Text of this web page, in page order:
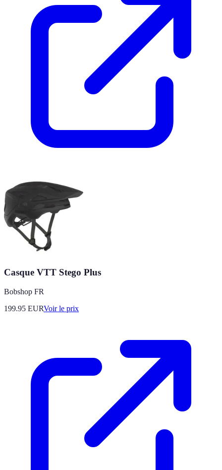
Casque VTT Stego Plus
Bobshop FR
199.95 EURVoir le prix